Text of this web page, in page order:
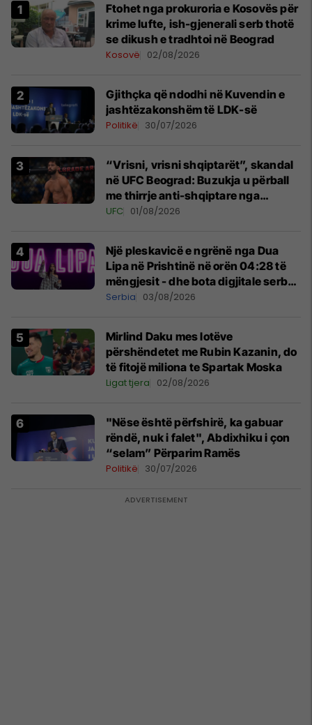
Ftohet nga prokuroria e Kosovës për
krime lufte, ish-gjenerali serb thotë
se dikush e tradhtoi në Beograd
Kosovë 02/08/2026
Gjithçka që ndodhi në Kuvendin e
jashtëzakonshëm të LDK-së
Politikë 30/07/2026
“Vrisni, vrisni shqiptarët”, skandal
në UFC Beograd: Buzukja u përball
me thirrje anti-shqiptare nga
tribunat
UFC 01/08/2026
Një pleskavicë e ngrënë nga Dua
Lipa në Prishtinë në orën 04:28 të
mëngjesit - dhe bota digjitale serbe
shpall gjendjen e luftës
Serbia 03/08/2026
Mirlind Daku mes lotëve
përshëndetet me Rubin Kazanin, do
të fitojë miliona te Spartak Moska
Ligat tjera 02/08/2026
"Nëse është përfshirë, ka gabuar
rëndë, nuk i falet", Abdixhiku i çon
“selam” Përparim Ramës
Politikë 30/07/2026